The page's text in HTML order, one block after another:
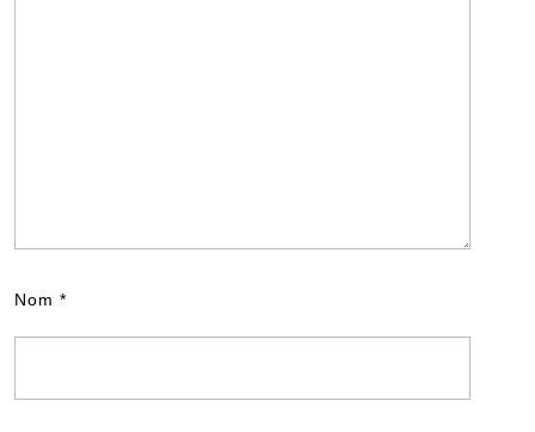
Nom *